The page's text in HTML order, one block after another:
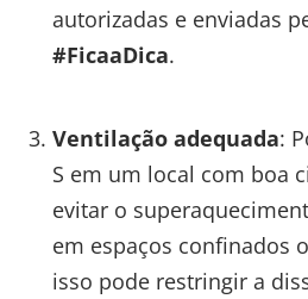
autorizadas e enviadas
#FicaaDica.
Ventilação adequada:
S em um local com boa
evitar o
em espaços confinados
isso pode restringir a